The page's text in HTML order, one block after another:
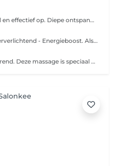
Laad je mentale energie snel en effectief op. Diepe ontspanning in slechts een paar minuten. Kies de frequentie, draag de koptelefoon en relax. De combinatie van muziek en hoofdhuid-, nek- en schoudermassage zorgt ervoor dat je compleet tot rust komt. De behandeling eindigt met Palo Santo uit Peru om negativiteit en slechte energie te verdrijven.
Ontstekingsremmend - Spierverlichtend - Energieboost. Als je je overbelast voelt of last hebt van chronische stress en pijn in je rug, helpt deze intensieve massage dit te verlichten. Deep tissue massage van de rug (gemiddelde tot sterke druk).
Voedend - Aardend - Kalmerend. Deze massage is speciaal ontworpen om het lichaam weer in balans te brengen en de geest te kalmeren. Kies jouw favovriete geur en muziek uit en geniet vervolgens van 80 minuten massage van het hele lichaam. Volledige rug - benen - voetreflexpunten - armen - nek en schouders - hoofd- en gezichtsmassage.